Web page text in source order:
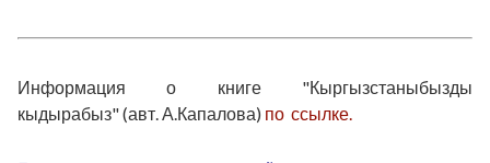
Информация о книге "Кыргызстаныбызды
кыдырабыз"(авт. А.Капалова) по ссылке.